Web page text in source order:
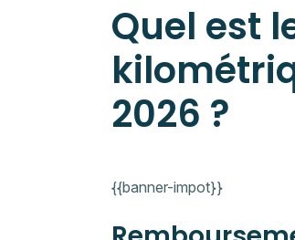
Quel est
2026 ?
{{banner-impot}}